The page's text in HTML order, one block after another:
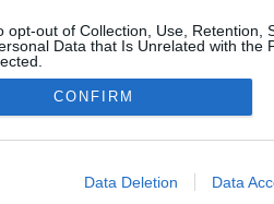
opt-out of Collection, Use, Retention,
Data that Is Unrelated with the
CONFIRM
Data Deletion Data